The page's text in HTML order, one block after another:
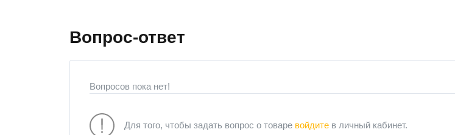
Вопрос-ответ
Вопросов пока нет!
Для того, чтобы задать вопрос о товаре войдите в личный кабинет.